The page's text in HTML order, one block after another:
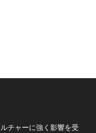
チャーに強く影響を受